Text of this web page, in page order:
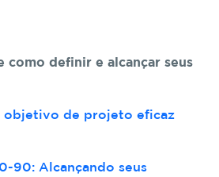
como definir e alcançar seus
objetivo de projeto eficaz
90: Alcançando seus